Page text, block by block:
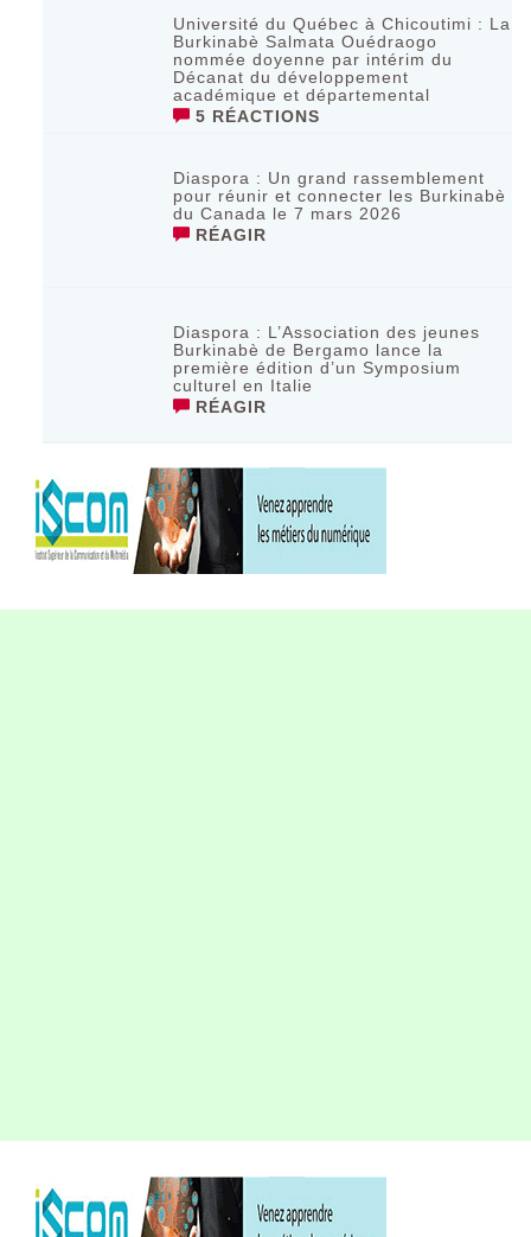
Université du Québec à Chicoutimi : La
Burkinabè Salmata Ouédraogo
nommée doyenne par intérim du
Décanat du développement
académique et départemental
5 RÉACTIONS
Diaspora : Un grand rassemblement
pour réunir et connecter les Burkinabè
du Canada le 7 mars 2026
RÉAGIR
‎Diaspora : L’Association des jeunes
Burkinabè de Bergamo lance la
première édition d’un Symposium
culturel en Italie
RÉAGIR